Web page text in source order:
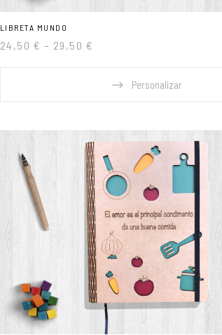
LIBRETA MUNDO
24,50 € – 29,50 €
Personalizar